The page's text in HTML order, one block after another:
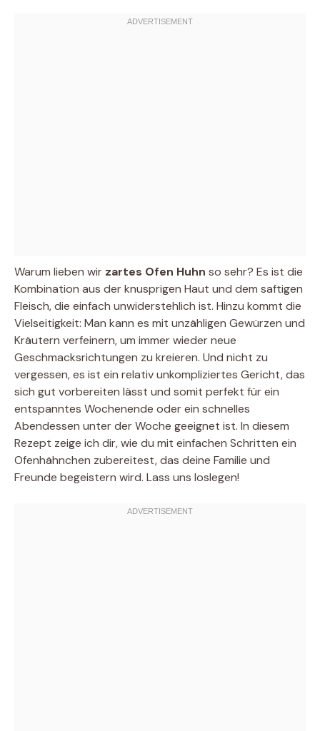
Warum lieben wir zartes Ofen Huhn so sehr? Es ist die
Kombination aus der knusprigen Haut und dem saftigen
Fleisch, die einfach unwiderstehlich ist. Hinzu kommt die
Vielseitigkeit: Man kann es mit unzähligen Gewürzen und
Kräutern verfeinern, um immer wieder neue
Geschmacksrichtungen zu kreieren. Und nicht zu
vergessen, es ist ein relativ unkompliziertes Gericht, das
sich gut vorbereiten lässt und somit perfekt für ein
entspanntes Wochenende oder ein schnelles
Abendessen unter der Woche geeignet ist. In diesem
Rezept zeige ich dir, wie du mit einfachen Schritten ein
Ofenhähnchen zubereitest, das deine Familie und
Freunde begeistern wird. Lass uns loslegen!